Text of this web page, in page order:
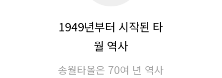
1949년부터 시작된 타
월 역사
송월타올은 70여 년 역사